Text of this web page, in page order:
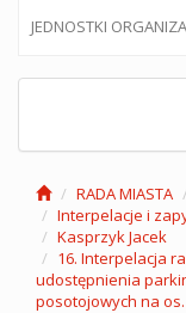
JEDNOSTKI
RADA MIASTA
Interpelacje i
Kasprzyk Jacek
16. Interpelacja
udostępnienia
posotojowych na